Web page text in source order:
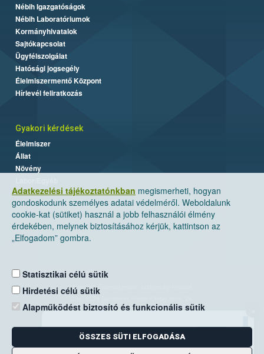
Adatkezelési tájékoztatónkban megismerheti, hogyan
gondoskodunk személyes adatai védelméről. Weboldalunk
cookie-kat (sütiket) használ a jobb felhasználói élmény
érdekében, melynek biztosításához kérjük, kattintson az
„Elfogadom” gombra.
Statisztikai célú sütik
Hirdetési célú sütik
Alapműködést biztosító és funkcionális sütik
ÖSSZES SÜTI ELFOGADÁSA
Nébih Igazgatóságok
Nébih Laboratóriumok
Kormányhivatalok
Sajtókapcsolat
Ügyfélszolgálat
Hatósági jogsegély
Élelmiszermentő Központ
Hírlevél feliratkozás
Gyakori kérdések
Élelmiszer
Állat
Növény
Nemzeti Élelmiszerlánc-biztonsági Hivatal
Levelezési cím: 1525 Budapest. Pf. 30.
E-mail:ugyfelszolgalat@nebih.gov.hu